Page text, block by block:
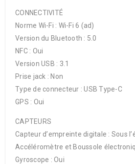
CONNECTIVITÉ
Norme Wi-Fi : Wi-Fi 6 (ad)
Version du Bluetooth : 5.0
NFC : Oui
Version USB : 3.1
Prise jack : Non
Type de connecteur : USB Type-C
GPS : Oui
CAPTEURS
Capteur d’empreinte digitale : Sous
Accéléromètre et Boussole
Gyroscope : Oui